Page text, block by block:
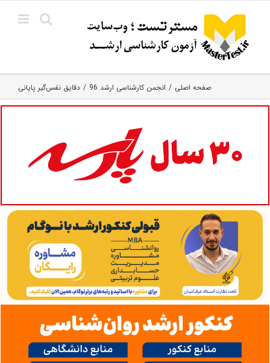
content
صفحه اصلی انجمن کارشناسی ارشد 96 دقایق نفس‌گیر پایانی